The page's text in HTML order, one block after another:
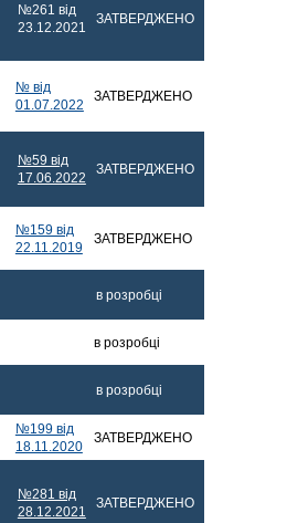
№261 від
23.12.2021
ЗАТВЕРДЖЕНО
№ від
01.07.2022
ЗАТВЕРДЖЕНО
№59 від
17.06.2022
ЗАТВЕРДЖЕНО
№159 від
22.11.2019
ЗАТВЕРДЖЕНО
в розробці
в розробці
в розробці
№199 від
18.11.2020
ЗАТВЕРДЖЕНО
№281 від
28.12.2021
ЗАТВЕРДЖЕНО